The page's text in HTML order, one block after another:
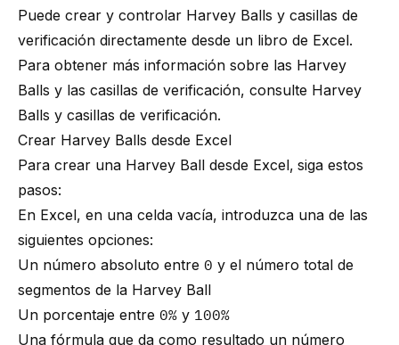
Puede crear y controlar Harvey Balls y casillas de
verificación directamente desde un libro de Excel.
Para obtener más información sobre las Harvey
Balls y las casillas de verificación, consulte Harvey
Balls y casillas de verificación.
Crear Harvey Balls desde Excel
Para crear una Harvey Ball desde Excel, siga estos
pasos:
En Excel, en una celda vacía, introduzca una de las
siguientes opciones:
Un número absoluto entre 0 y el número total de
segmentos de la Harvey Ball
Un porcentaje entre 0% y 100%
Una fórmula que da como resultado un número